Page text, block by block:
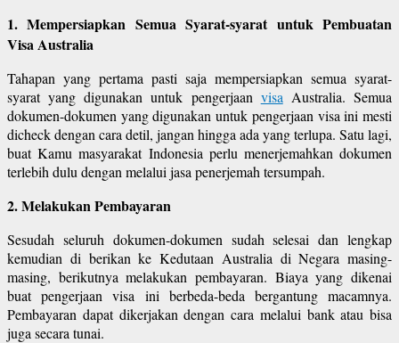
1. Mempersiapkan Semua Syarat-syarat untuk Pembuatan
Visa Australia
Tahapan yang pertama pasti saja mempersiapkan semua syarat-
syarat yang digunakan untuk pengerjaan visa Australia. Semua
dokumen-dokumen yang digunakan untuk pengerjaan visa ini mesti
dicheck dengan cara detil, jangan hingga ada yang terlupa. Satu lagi,
buat Kamu masyarakat Indonesia perlu menerjemahkan dokumen
terlebih dulu dengan melalui jasa penerjemah tersumpah.
2. Melakukan Pembayaran
Sesudah seluruh dokumen-dokumen sudah selesai dan lengkap
kemudian di berikan ke Kedutaan Australia di Negara masing-
masing, berikutnya melakukan pembayaran. Biaya yang dikenai
buat pengerjaan visa ini berbeda-beda bergantung macamnya.
Pembayaran dapat dikerjakan dengan cara melalui bank atau bisa
juga secara tunai.